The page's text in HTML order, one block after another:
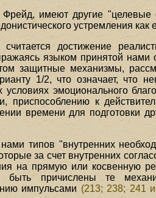
имеют другие
устремления как
достижение
языком принятой нами
защитные механизмы,
1/2, что означает, что
эмоционального
к
времени для подготовки
типов "внутренних
за счет внутренних
на прямую или косвенную
причислены те
импульсами (213; 238; 241